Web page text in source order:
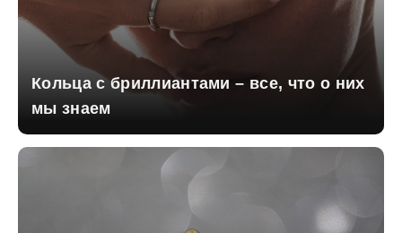
Кольца с бриллиантами – все, что о них
мы знаем